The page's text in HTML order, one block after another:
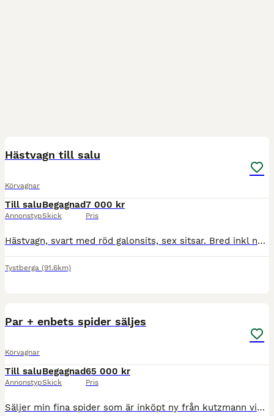
Hästvagn till salu
Körvagnar
Till salu
Annonstyp
Begagnad
Skick
7 000 kr
Pris
Hästvagn, svart med röd galonsits, sex sitsar. Bred inkl nav 133 cm (bredd sitsar 89), höjd 155 cm, längd 276 cm. Hjul fram 70 cm i diameter och bak 80 cm i diameter. Bladfjädrar, styrkrans i drag.
Tystberga (91.6km)
Par + enbets spider säljes
Körvagnar
Till salu
Annonstyp
Begagnad
Skick
65 000 kr
Pris
Säljer min fina spider som är inköpt ny från kutzmann vintern 2022. Inte använd de senaste 1.5 åren då jag haft skadade hästar, men alltid stått under tak och servad varje år. Väldigt välskött. Jag